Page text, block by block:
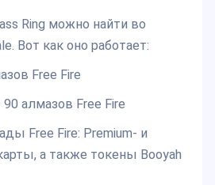
Ring можно найти во
Вот как оно работает:
Free Fire
алмазов Free Fire
Free Fire: Premium- и
а также токены Booyah